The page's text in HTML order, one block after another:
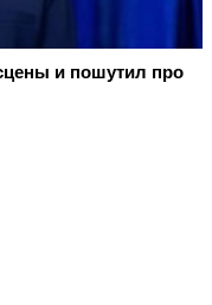
и пошутил про